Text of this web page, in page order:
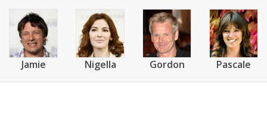
Jamie Nigella Gordon Pascale